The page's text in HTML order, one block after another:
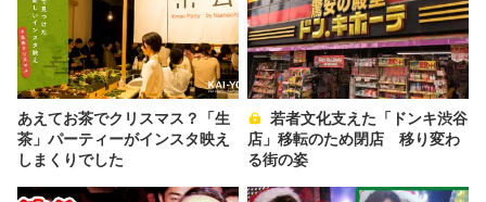
あえてお茶でクリスマス？「生
茶」パーティーがインスタ映え
しまくりでした
店」移転のため閉店 移り変わ
る街の姿